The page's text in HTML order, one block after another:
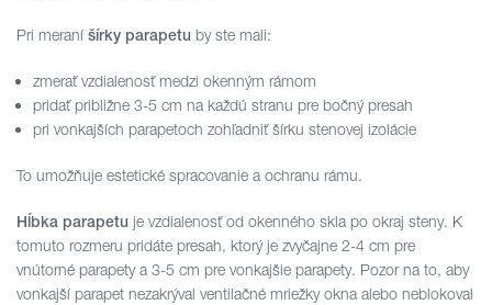
Pri meraní šírky parapetu by ste mali:
zmerať vzdialenosť medzi okenným rámom
pridať približne 3-5 cm na každú stranu pre bočný presah
pri vonkajších parapetoch zohľadniť šírku stenovej izolácie
To umožňuje estetické spracovanie a ochranu rámu.
Hĺbka parapetu je vzdialenosť od okenného skla po okraj steny. K
tomuto rozmeru pridáte presah, ktorý je zvyčajne 2-4 cm pre
vnútorné parapety a 3-5 cm pre vonkajšie parapety. Pozor na to, aby
vonkajší parapet nezakrýval ventilačné mriežky okna alebo neblokoval